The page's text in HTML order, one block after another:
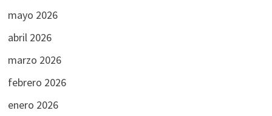
mayo 2026
abril 2026
marzo 2026
febrero 2026
enero 2026